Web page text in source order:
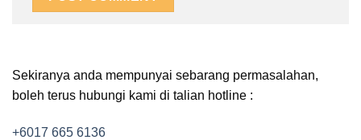
Sekiranya anda mempunyai sebarang permasalahan,
boleh terus hubungi kami di talian hotline :
+6017 665 6136